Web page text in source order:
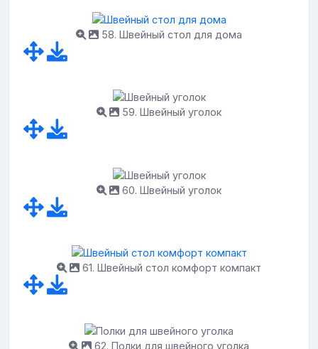
58. Швейный стол для дома
59. Швейный уголок
60. Швейный уголок
61. Швейный стол комфорт компакт
62. Полки для швейного уголка